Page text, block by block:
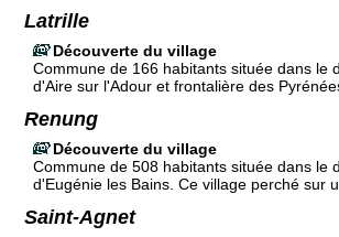
Latrille
Découverte du village
Commune de 166 habitants située dans le
d'Aire sur l'Adour et frontalière des
Renung
Découverte du village
Commune de 508 habitants située dans le
d'Eugénie les Bains. Ce village perché sur
Saint-Agnet